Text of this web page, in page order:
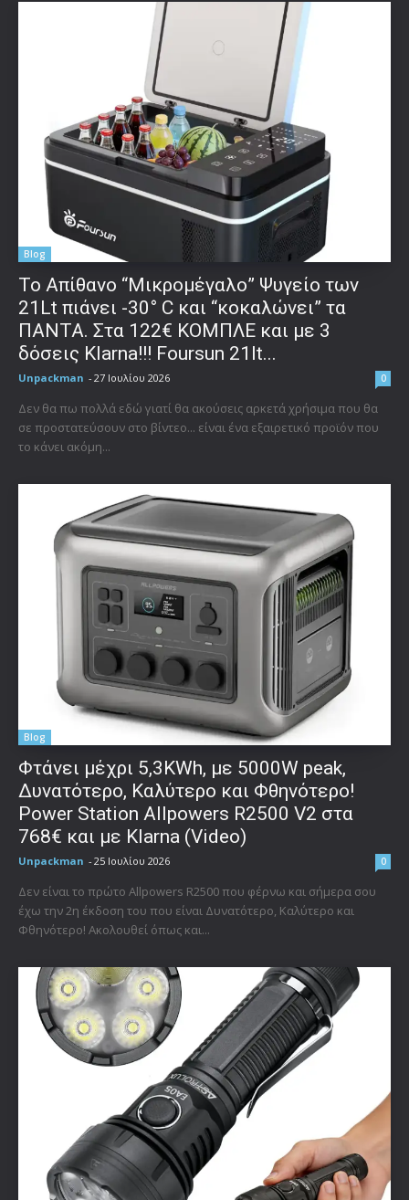
Blog
Το Απίθανο “Μικρομέγαλο” Ψυγείο των
21Lt πιάνει -30° C και “κοκαλώνει” τα
ΠΑΝΤΑ. Στα 122€ ΚΟΜΠΛΕ και με 3
δόσεις Klarna!!! Foursun 21lt...
Unpackman - 27 Ιουλίου 2026 0
Δεν θα πω πολλά εδώ γιατί θα ακούσεις αρκετά χρήσιμα που θα
σε προστατεύσουν στο βίντεο... είναι ένα εξαιρετικό προϊόν που
το κάνει ακόμη...
Blog
Φτάνει μέχρι 5,3KWh, με 5000W peak,
Δυνατότερο, Καλύτερο και Φθηνότερο!
Power Station Allpowers R2500 V2 στα
768€ και με Klarna (Video)
Unpackman - 25 Ιουλίου 2026 0
Δεν είναι το πρώτο Allpowers R2500 που φέρνω και σήμερα σου
έχω την 2η έκδοση του που είναι Δυνατότερο, Καλύτερο και
Φθηνότερο! Ακολουθεί όπως και...